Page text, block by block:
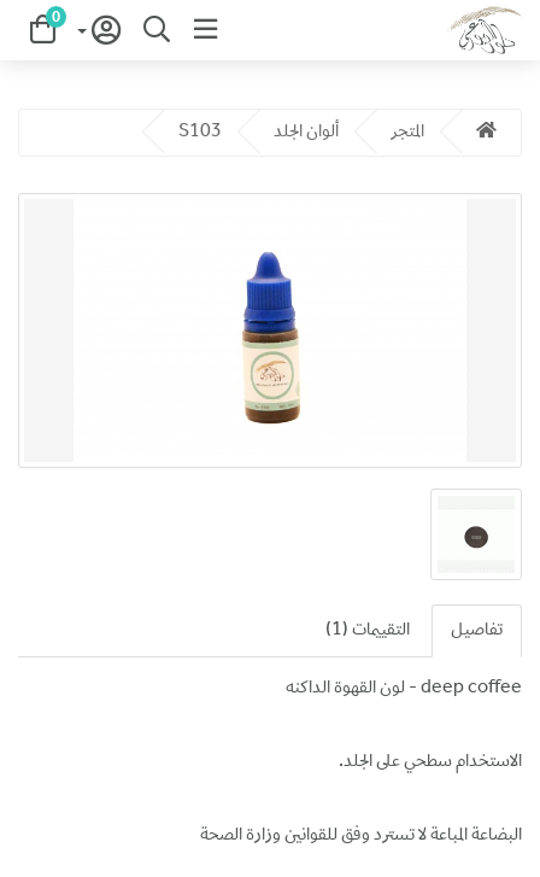
0
المتجر ألوان الجلد S103
تفاصيل التقييمات (1)
deep coffee - لون القهوة الداكنه
الاستخدام سطحي على الجلد.
البضاعة المباعة لا تسترد وفق للقوانين وزارة الصحة